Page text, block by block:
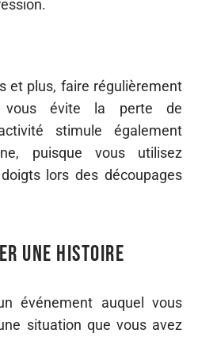
et plus, faire régulièrement
vous évite la perte de
stimule également
puisque vous utilisez
lors des découpages
une histoire
événement auquel vous
situation que vous avez